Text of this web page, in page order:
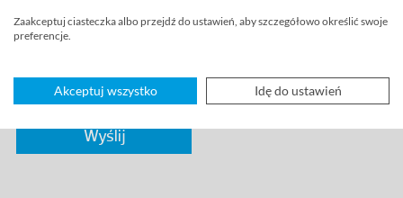
Przetwarzanie danych osobowych
Zaakceptuj ciasteczka albo przejdź do ustawień, aby szczegółowo określić swoje
preferencje.
Akceptuj wszystko Idę do ustawień